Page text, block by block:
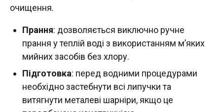
очищення.
Прання: дозволяється виключно ручне
прання у теплій воді з використанням м’яких
мийних засобів без хлору.
Підготовка: перед водними процедурами
необхідно застебнути всі липучки та
витягнути металеві шарніри, якщо це